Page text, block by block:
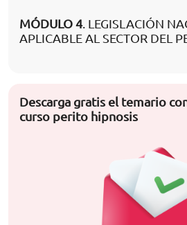
MÓDULO 4. LEGISLACIÓN
APLICABLE AL SECTOR DEL
Descarga gratis el temario
curso perito hipnosis